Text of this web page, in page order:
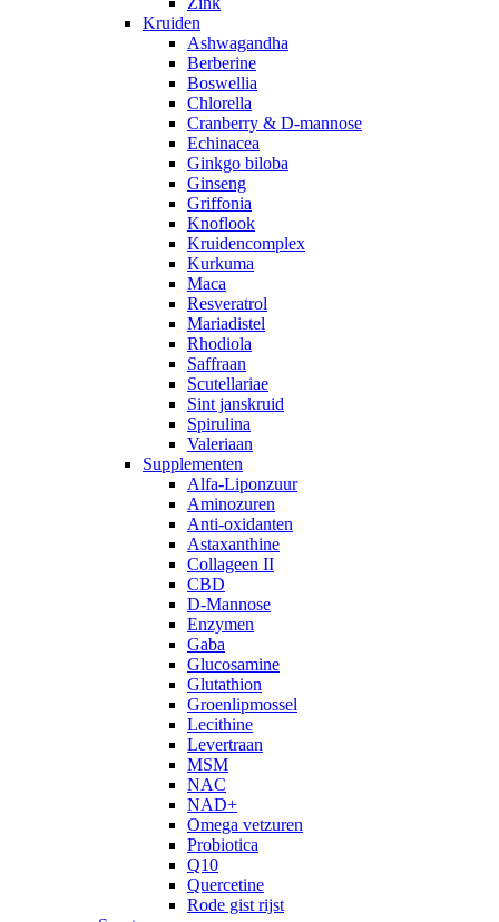
Kruiden
Ashwagandha
Berberine
Boswellia
Chlorella
Cranberry & D-mannose
Echinacea
Ginkgo biloba
Ginseng
Griffonia
Knoflook
Kruidencomplex
Kurkuma
Maca
Resveratrol
Mariadistel
Rhodiola
Saffraan
Scutellariae
Sint janskruid
Spirulina
Valeriaan
Supplementen
Alfa-Liponzuur
Aminozuren
Anti-oxidanten
Astaxanthine
Collageen II
CBD
D-Mannose
Enzymen
Gaba
Glucosamine
Glutathion
Groenlipmossel
Lecithine
Levertraan
MSM
NAC
NAD+
Omega vetzuren
Probiotica
Q10
Quercetine
Rode gist rijst